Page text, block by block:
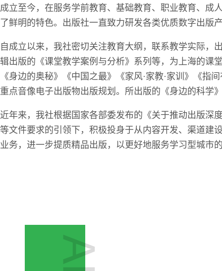
成立至今，在服务学前教育、基础教育、职业教育、成
了鲜明的特色。出版社一直致力研发各类优质数字出
自成立以来，我社密切关注教育大纲，联系教学实际，
辑出版的《课堂教学案例与分析》系列等，为上海的课
《身边的奥秘》《中国之最》《家风·家教·家训》《指
重点音像电子出版物出版规划。所出版的《身边的科学
近年来，我社根据国家各部委发布的《关于推动出版深
等文件要求的引领下，积极投身于从内容开发、渠道建
业务，进一步提质精品出版，以更好地服务学习型城市